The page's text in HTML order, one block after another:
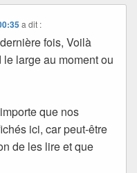
a dit :
fois, Voilà
large au moment ou
que nos
ici, car peut-être
de les lire et que